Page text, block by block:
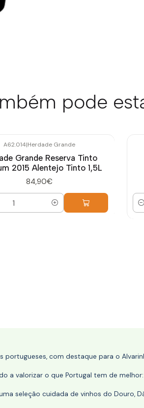
pode
A62.014|Herdade Grande
Grande Reserva Tinto
2015 Alentejo Tinto 1,5L
84,90€
portugueses, com destaque para o
a valorizar o que Portugal tem de
seleção cuidada de vinhos do Douro,